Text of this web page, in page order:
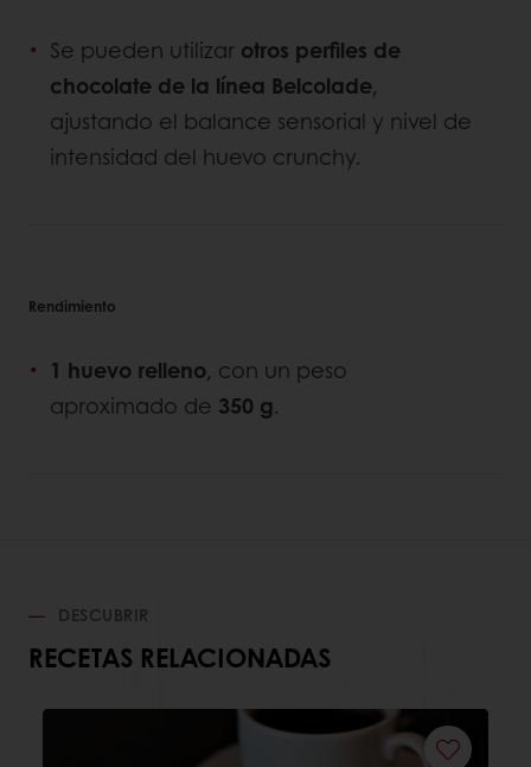
Se pueden utilizar otros perfiles de
chocolate de la línea Belcolade,
ajustando el balance sensorial y nivel de
intensidad del huevo crunchy.
Rendimiento
1 huevo relleno, con un peso
aproximado de 350 g.
DESCUBRIR
RECETAS RELACIONADAS